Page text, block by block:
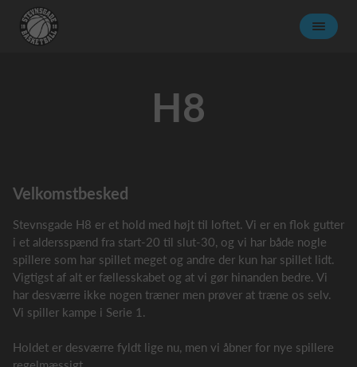
H8
Velkomstbesked
Stevnsgade H8 er et hold med højt til loftet. Vi er en flok gutter
i et aldersspænd fra start-20 til slut-30, og vi har både nogle
spillere som har spillet meget og andre der kun har spillet lidt.
Vigtigst af alt er fællesskabet og at vi gør hinanden bedre. Vi
har desværre ikke nogen træner men prøver at træne os selv.
Vi spiller kampe i Serie 1.
Holdet er desværre fyldt lige nu, men vi åbner for nye spillere